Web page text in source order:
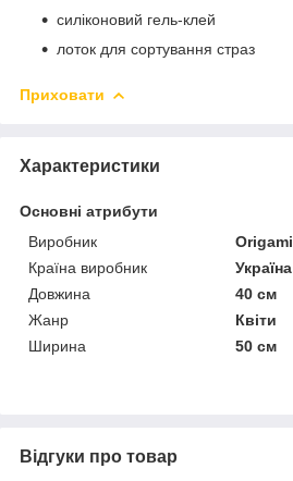
силіконовий гель-клей
лоток для сортування страз
Приховати
Характеристики
Основні атрибути
Виробник
Origami
Країна виробник
Україна
Довжина
40 см
Жанр
Квіти
Ширина
50 см
Відгуки про товар